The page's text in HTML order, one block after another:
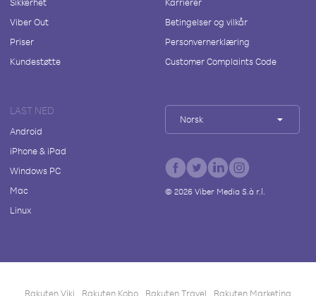
Viber Out
Priser
Kundestøtte
Betingelser og vilkår
Personvernerklæring
Customer Complaints Code
LAST NED
Android
iPhone & iPad
Windows PC
Mac
Linux
Norsk
© 2026Viber Media S.à r.l.
Rakuten Viki Rakuten Kobo Rakuten Travel Rakuten Marketing